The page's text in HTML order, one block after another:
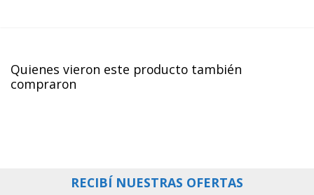
Quienes vieron este producto también
compraron
RECIBÍ NUESTRAS OFERTAS